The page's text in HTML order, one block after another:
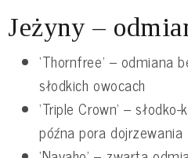
Jeżyny –
‘Thornfree’ – odmiana
słodkich owocach
‘Triple Crown’ –
późna pora dojrzewania